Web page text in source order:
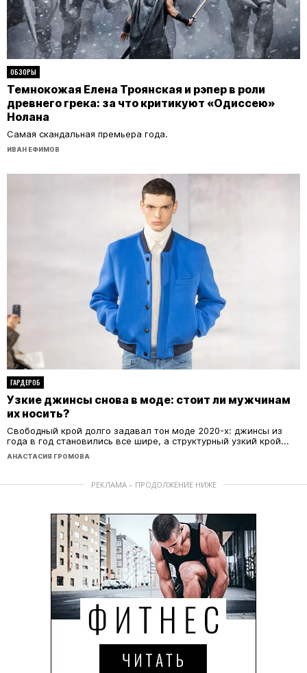
ОБЗОРЫ
Темнокожая Елена Троянская и рэпер в роли
древнего грека: за что критикуют «Одиссею»
Нолана
ИВАН ЕФИМОВ
Самая скандальная премьера года.
ГАРДЕРОБ
Узкие джинсы снова в моде: стоит ли мужчинам
их носить?
АНАСТАСИЯ ГРОМОВА
Свободный крой долго задавал тон моде 2020-х: джинсы из
года в год становились все шире, а структурный узкий крой...
РЕКЛАМА – ПРОДОЛЖЕНИЕ НИЖЕ